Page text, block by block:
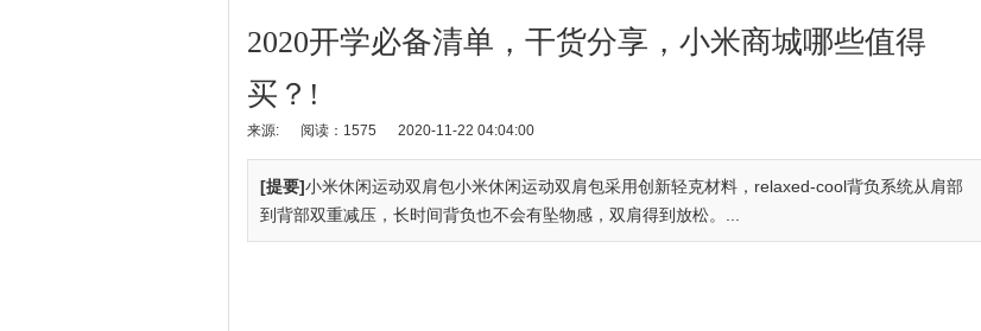
2020开学必备清单，干货分享，小米商城哪些值得
买？!
来源: 阅读：1575 2020-11-22 04:04:00
[提要]小米休闲运动双肩包小米休闲运动双肩包采用创新轻克材料，relaxed-cool背负系统从肩部
到背部双重减压，长时间背负也不会有坠物感，双肩得到放松。...